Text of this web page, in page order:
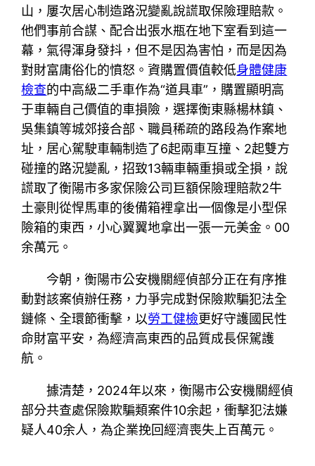
山，屢次居心制造路況變亂說謊取保險理賠款。
他們事前合謀、配合出張水瓶在地下室看到這一
幕，氣得渾身發抖，但不是因為害怕，而是因為
對財富庸俗化的憤怒。資購置價值較低身體健康
檢查的中高級二手車作為“道具車”，購置顯明高
于車輛自己價值的車損險，選擇衡東縣楊林鎮、
吳集鎮等城郊接合部、職員稀疏的路段為作案地
址，居心駕駛車輛制造了6起兩車互撞、2起雙方
碰撞的路況變亂，招致13輛車輛重損或全損，說
謊取了衡陽市多家保險公司巨額保險理賠款2牛
土豪則從悍馬車的後備箱裡拿出一個像是小型保
險箱的東西，小心翼翼地拿出一張一元美金。00
余萬元。
今朝，衡陽市公安機關經偵部分正在有序推
動對該案偵辦任務，力爭完成對保險欺騙犯法全
鏈條、全環節衝擊，以勞工健檢更好守護國民性
命財富平安，為經濟高東西的品質成長保駕護
航。
據清楚，2024年以來，衡陽市公安機關經偵
部分共查處保險欺騙類案件10余起，衝擊犯法嫌
疑人40余人，為企業挽回經濟喪失上百萬元。